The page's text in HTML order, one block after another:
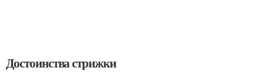
Достоинства стрижки